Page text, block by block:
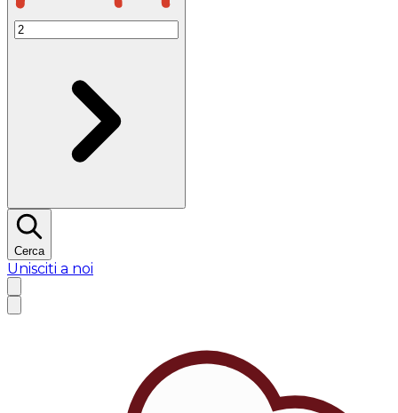
Cerca
Unisciti a noi